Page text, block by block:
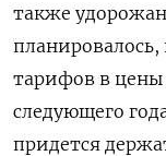
также
тарифов в цены
следующего
придется